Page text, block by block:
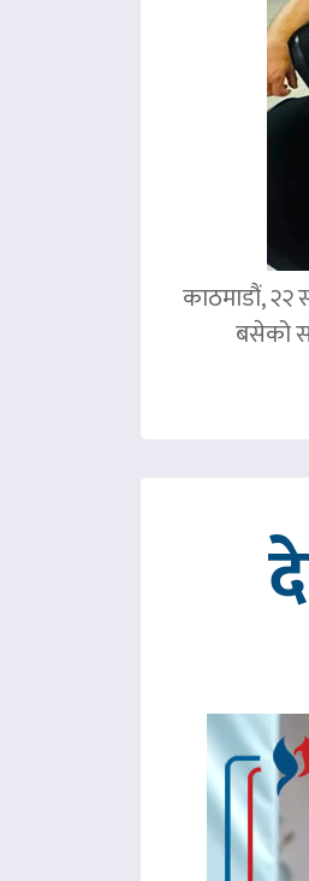
काठमाडौं, २२
बसेको